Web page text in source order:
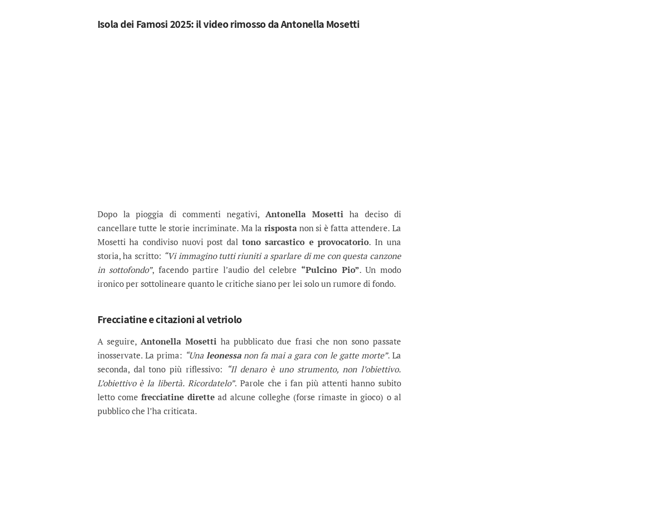
Isola dei Famosi 2025: il video rimosso da Antonella Mosetti
Dopo la pioggia di commenti negativi,Antonella Mosetti ha deciso di
cancellare tutte le storie incriminate. Ma la rispostanon si è fatta attendere. La
Mosetti ha condiviso nuovi post dal tono sarcastico e provocatorio. In una
storia, ha scritto: “Vi immagino tutti riuniti a sparlare di me con questa canzone
in sottofondo”, facendo partire l’audio del celebre “Pulcino Pio”. Un modo
ironico per sottolineare quanto le critiche siano per lei solo un rumore di fondo.
Frecciatine e citazioni al vetriolo
A seguire,Antonella Mosetti ha pubblicato due frasi che non sono passate
inosservate. La prima: “Una leonessanon fa mai a gara con le gatte morte”. La
seconda, dal tono più riflessivo: “Il denaro è uno strumento, non l’obiettivo.
L’obiettivo è la libertà. Ricordatelo”. Parole che i fan più attenti hanno subito
letto come frecciatine dirette ad alcune colleghe (forse rimaste in gioco) o al
pubblico che l’ha criticata.